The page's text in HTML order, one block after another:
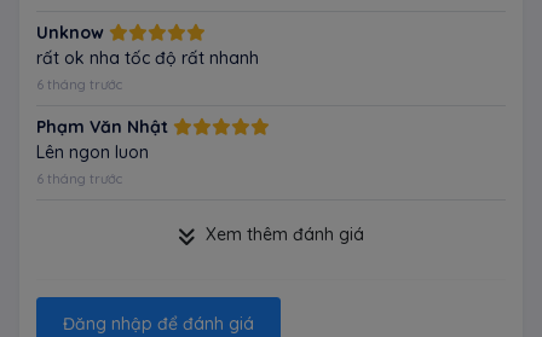
Unknow
rất ok nha tốc độ rất nhanh
6 tháng trước
Phạm Văn Nhật
Lên ngon luon
6 tháng trước
Xem thêm đánh giá
Đăng nhập để đánh giá